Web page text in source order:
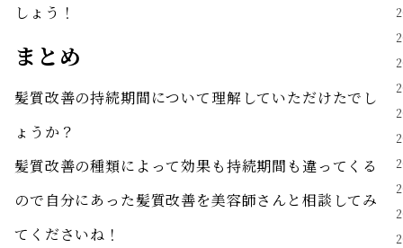
しょう！
まとめ
髪質改善の持続期間について理解していただけたでし
ょうか？
髪質改善の種類によって効果も持続期間も違ってくる
ので自分にあった髪質改善を美容師さんと相談してみ
てくださいね！